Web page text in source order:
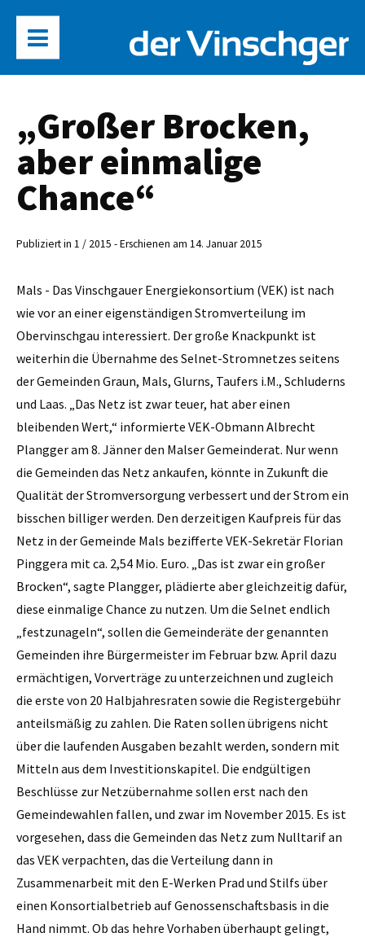
„Großer Brocken,
aber einmalige
Chance“
Publiziert in 1 / 2015 - Erschienen am 14. Januar 2015
Mals - Das Vinschgauer Energiekonsortium (VEK) ist nach
wie vor an einer eigenständigen Stromverteilung im
Obervinschgau interessiert. Der große Knackpunkt ist
weiterhin die Übernahme des Selnet-Stromnetzes seitens
der Gemeinden Graun, Mals, Glurns, Taufers i.M., Schluderns
und Laas. „Das Netz ist zwar teuer, hat aber einen
bleibenden Wert,“ informierte VEK-Obmann Albrecht
Plangger am 8. Jänner den Malser Gemeinderat. Nur wenn
die Gemeinden das Netz ankaufen, könnte in Zukunft die
Qualität der Stromversorgung verbessert und der Strom ein
bisschen billiger werden. Den derzeitigen Kaufpreis für das
Netz in der Gemeinde Mals bezifferte VEK-­Sekretär Florian
Pinggera mit ca. 2,54 Mio. Euro. „Das ist zwar ein großer
Brocken“, sagte Plangger, plädierte aber gleichzeitig dafür,
diese einmalige Chance zu nutzen. Um die Selnet endlich
„festzu­nageln“, sollen die Gemeinderäte der genannten
Gemeinden ihre Bürgermeister im Februar bzw. April dazu
ermächtigen, Vorverträge zu unterzeichnen und zugleich
die erste von 20 Halbjahresraten sowie die Registergebühr
anteilsmäßig zu zahlen. Die Raten sollen übrigens nicht
über die laufenden Ausgaben bezahlt werden, sondern mit
Mitteln aus dem Investitionskapitel. Die endgültigen
Beschlüsse zur Netzübernahme sollen erst nach den
Gemeindewahlen fallen, und zwar im November 2015. Es ist
vorgesehen, dass die Gemeinden das Netz zum Nulltarif an
das VEK verpachten, das die Verteilung dann in
Zusammenarbeit mit den E-Werken Prad und Stilfs über
einen Konsortialbetrieb auf Genossenschaftsbasis in die
Hand nimmt. Ob das hehre Vorhaben überhaupt gelingt,